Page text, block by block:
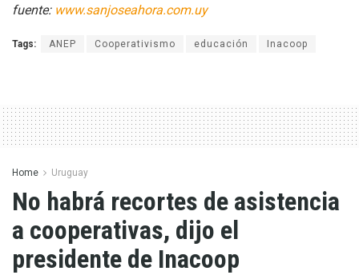
fuente: www.sanjoseahora.com.uy
Tags: ANEP Cooperativismo educación Inacoop
Home Uruguay
No habrá recortes de asistencia
a cooperativas, dijo el
presidente de Inacoop